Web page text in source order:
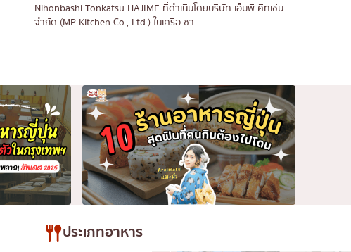
Nihonbashi Tonkatsu HAJIME ที่ดำเนินโดยบริษัท เอ็มพี คิทเช่น
จำกัด (MP Kitchen Co., Ltd.) ในเครือ ซา...
ประเภทอาหาร